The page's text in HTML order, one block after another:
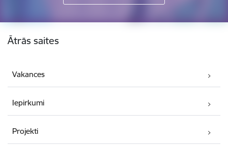
Kājene
Ātrās saites
Vakances
Iepirkumi
Projekti